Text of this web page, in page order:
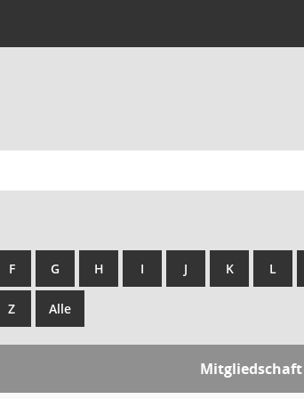
F G H I J K L
Z Alle
Mitgliedschaft